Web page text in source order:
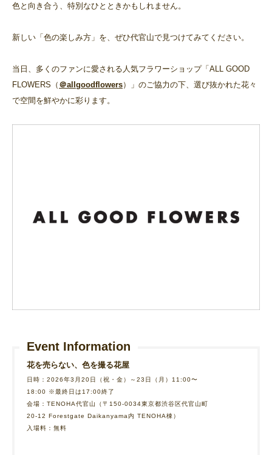
色と向き合う、特別なひとときかもしれません。
新しい「色の楽しみ方」を、ぜひ代官山で見つけてみてください。
当日、多くのファンに愛される人気フラワーショップ「ALL GOOD
FLOWERS（ ＠allgoodflowers）」のご協力の下、選び抜かれた花々
で空間を鮮やかに彩ります。
Event Information
花を売らない、色を撮る花屋
日時：2026年3月20日（祝・金）～23日（月）11:00〜
18:00 ※最終日は17:00終了
会場：TENOHA代官山（〒150-0034東京都渋谷区代官山町
20-12 Forestgate Daikanyama内 TENOHA棟）
入場料：無料